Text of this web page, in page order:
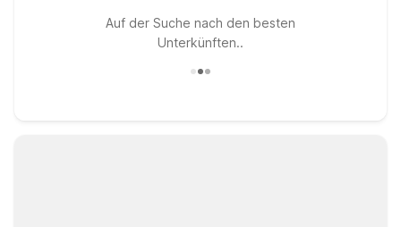
Auf der Suche nach den besten
Unterkünften..